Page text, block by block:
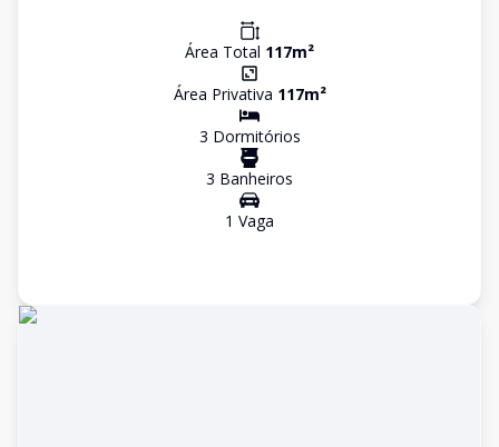
Área Total 117m²
Área Privativa 117m²
3 Dormitórios
3 Banheiros
1 Vaga